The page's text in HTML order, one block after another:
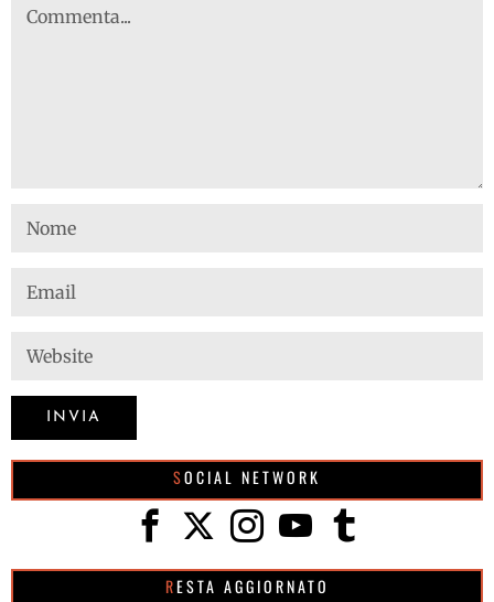
SOCIAL NETWORK
RESTA AGGIORNATO